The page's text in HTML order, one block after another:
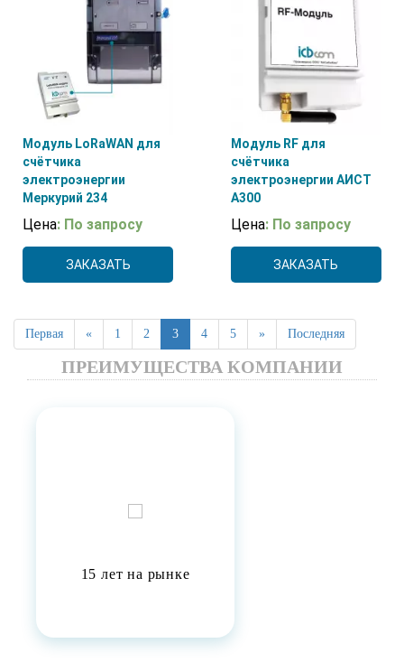
Модуль LoRaWAN для
счётчика
электроэнергии
Меркурий 234
Цена: По запросу
ЗАКАЗАТЬ
Модуль RF для
счётчика
электроэнергии АИСТ
А300
Цена: По запросу
ЗАКАЗАТЬ
Первая « 1 2 3 4 5 » Последняя
ПРЕИМУЩЕСТВА КОМПАНИИ
15 лет на рынке